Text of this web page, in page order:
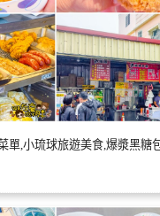
單,小琉球旅遊美食,爆漿黑糖